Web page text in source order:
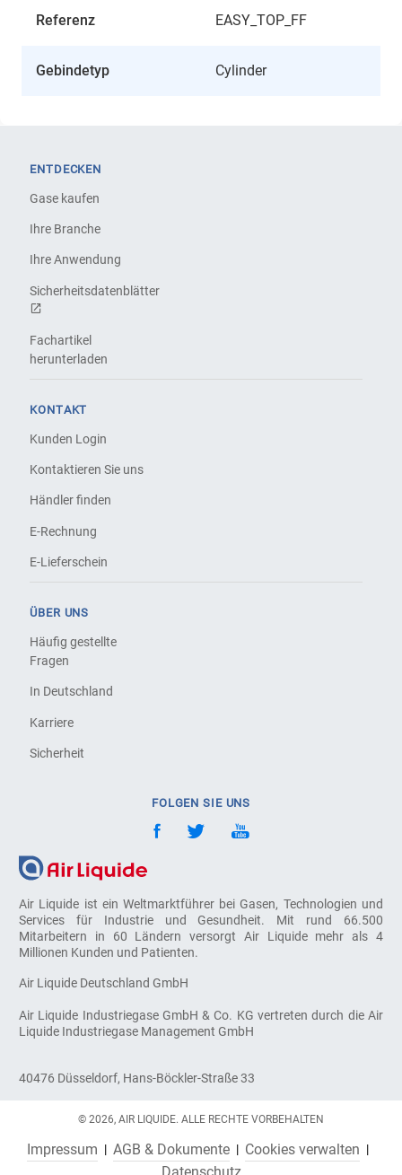
Referenz EASY_TOP_FF
Gebindetyp Cylinder
Air Liquide ist ein Weltmarktführer bei Gasen, Technologien und
Services für Industrie und Gesundheit. Mit rund 66.500
Mitarbeitern in 60 Ländern versorgt Air Liquide mehr als 4
Millionen Kunden und Patienten.
Air Liquide Deutschland GmbH
Air Liquide Industriegase GmbH & Co. KG vertreten durch die Air
Liquide Industriegase Management GmbH
40476 Düsseldorf, Hans-Böckler-Straße 33
ENTDECKEN
Gase kaufen
Ihre Branche
Ihre Anwendung
Sicherheitsdatenblätter
Fachartikel
herunterladen
KONTAKT
Kunden Login
Kontaktieren Sie uns
Händler finden
E-Rechnung
E-Lieferschein
ÜBER UNS
Häufig gestellte
Fragen
In Deutschland
Karriere
Sicherheit
FOLGEN SIE UNS
© 2026, AIR LIQUIDE. ALLE RECHTE VORBEHALTEN
Impressum AGB & Dokumente
Cookies verwalten